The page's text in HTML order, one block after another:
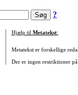
?
Hjælp til Metatekst:
Metatekst er forskellige
Der er ingen restriktioner